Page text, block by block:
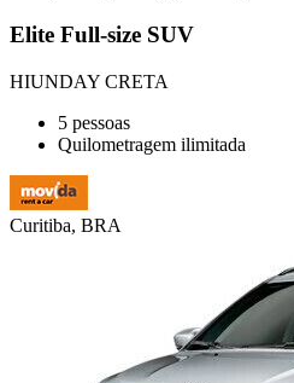
Elite Full-size SUV
HIUNDAY CRETA
5 pessoas
Quilometragem ilimitada
Curitiba, BRA